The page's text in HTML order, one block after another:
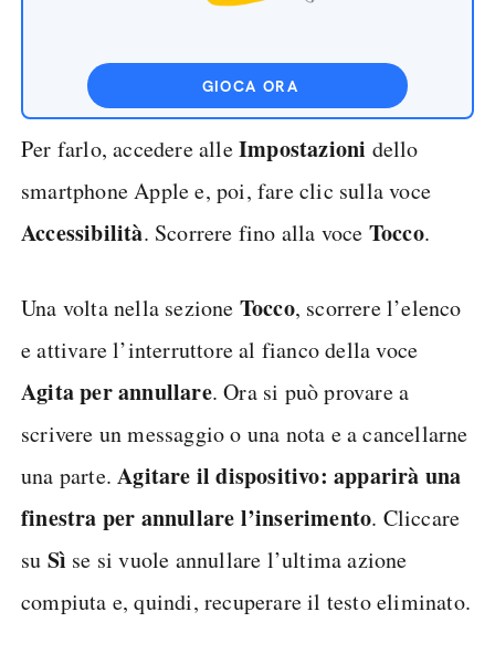
GIOCA ORA
Per farlo, accedere alleImpostazioni dello
smartphone Apple e, poi, fare clic sulla voce
Accessibilità. Scorrere fino alla voce Tocco.
Una volta nella sezione Tocco, scorrere l’elenco
e attivare l’interruttore al fianco della voce
Agita per annullare. Ora si può provare a
scrivere un messaggio o una nota e a cancellarne
una parte.Agitare il dispositivo: apparirà una
finestra per annullare l’inserimento. Cliccare
su Sì se si vuole annullare l’ultima azione
compiuta e, quindi, recuperare il testo eliminato.